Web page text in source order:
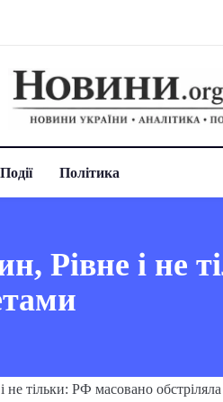
Події Політика
Рівне і не